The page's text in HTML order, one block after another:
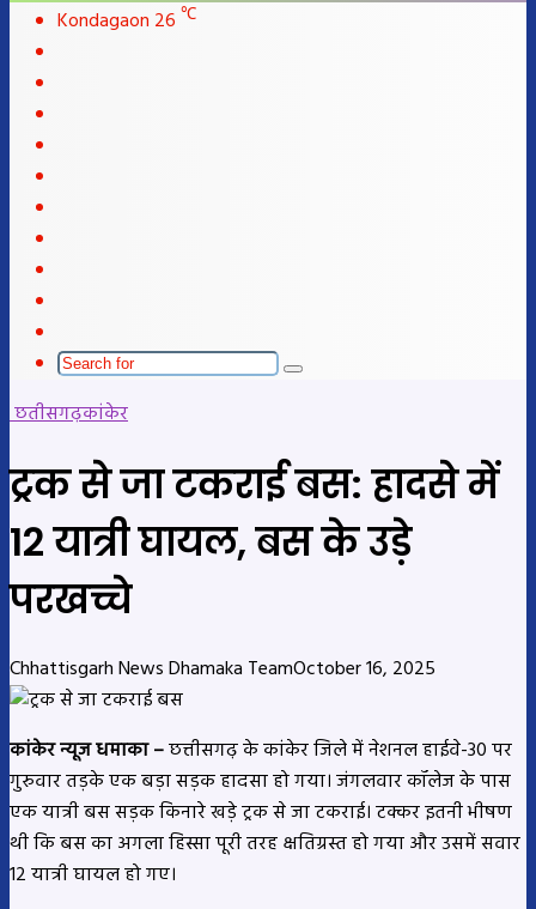
Kondagaon 26 ℃
skin
Search
छतीसगढ़कांकेर
ट्रक से जा टकराई बस: हादसे में
12 यात्री घायल, बस के उड़े
परखच्चे
Chhattisgarh News Dhamaka TeamOctober 16, 2025
कांकेर न्यूज धमाका –छत्तीसगढ़ के कांकेर जिले में नेशनल हाईवे-30 पर
गुरुवार तड़के एक बड़ा सड़क हादसा हो गया। जंगलवार कॉलेज के पास
एक यात्री बस सड़क किनारे खड़े ट्रक से जा टकराई। टक्कर इतनी भीषण
थी कि बस का अगला हिस्सा पूरी तरह क्षतिग्रस्त हो गया और उसमें सवार
12 यात्री घायल हो गए।